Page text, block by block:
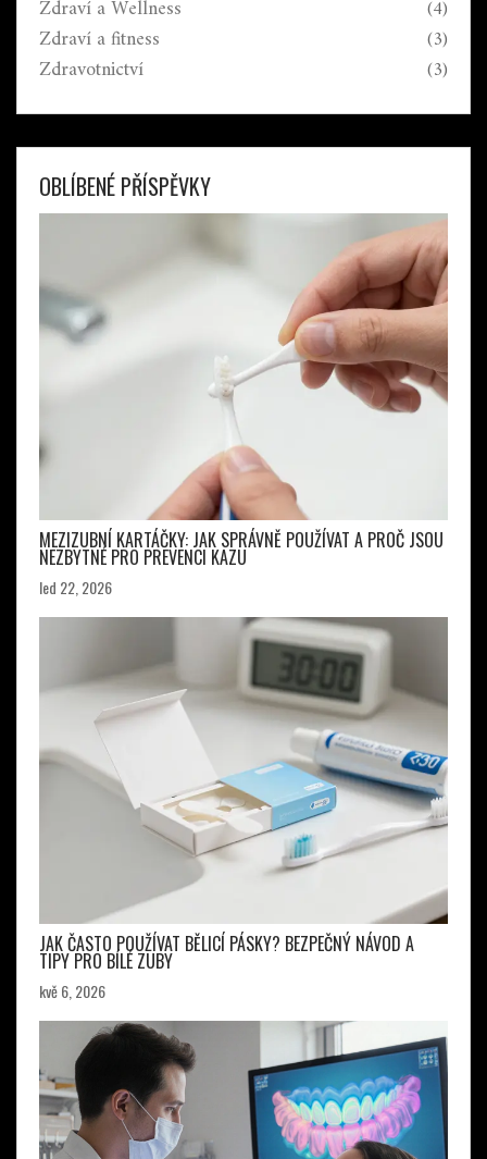
Zdraví a Wellness (4)
Zdraví a fitness (3)
Zdravotnictví (3)
OBLÍBENÉ PŘÍSPĚVKY
MEZIZUBNÍ KARTÁČKY: JAK SPRÁVNĚ POUŽÍVAT A PROČ JSOU
NEZBYTNÉ PRO PREVENCI KAZU
led 22, 2026
JAK ČASTO POUŽÍVAT BĚLICÍ PÁSKY? BEZPEČNÝ NÁVOD A
TIPY PRO BÍLÉ ZUBY
kvě 6, 2026